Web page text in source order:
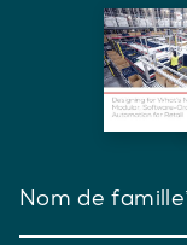
Nom de famille